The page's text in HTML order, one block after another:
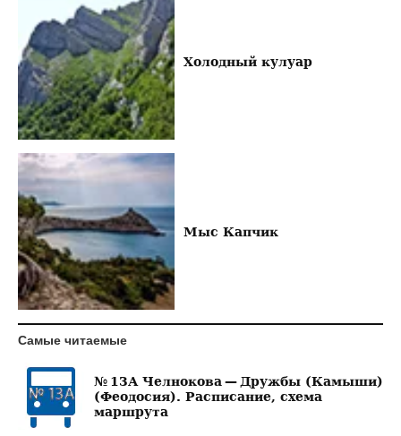
Холодный кулуар
Мыс Капчик
Самые читаемые
№ 13А Челнокова — Дружбы (Камыши)
(Феодосия). Расписание, схема
маршрута